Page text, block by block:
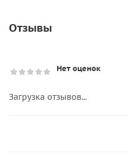
Отзывы
Нет оценок
Загрузка отзывов...